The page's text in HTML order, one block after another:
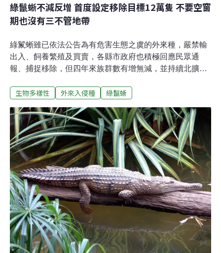
綠鬣蜥不減反增 首度設定移除目標12萬隻 不要空窗
期也沒有三不管地帶
綠鬣蜥雖已依法公告為有危害生態之虞的外來種，嚴禁輸
出入、飼養繁殖及買賣，各縣市政府也積極回應民眾通
報、捕捉移除，但四年來族群數有增無減，並持續北擴，
政府、專家學者召開會議討論對策，包括宣示移除沒有空
蜥北擴 止步苗栗持續監測綠鬣蜥（Iguana iguana）已知
在10個縣市建立了穩定族群，而且有向北蔓延的疑慮；目
前已知建立野外繁殖族群，以台中市為最北界，苗栗縣雖
有零星通報，並進行同步監測，但尚未見野外建立繁殖族
群。自2019年移除至今，約移除21萬隻綠鬣蜥，但數量仍
有上升趨勢。屏東縣政府統計今（2024）年截至11月15日
已移除3萬3871隻，直逼去（2023）年移除總量3萬4002
隻。高雄市政府農業局截至19日共移除6109隻，已超過去
年總數5449隻。林保署為了解決移除綠鬣蜥遭遇的困境，
生物多樣性 外來入侵種 綠鬣蜥